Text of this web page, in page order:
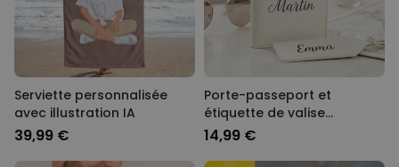
Serviette personnalisée
avec illustration IA
39,99 €
Porte-passeport et
étiquette de valise
personnalisés avec texte
14,99 €